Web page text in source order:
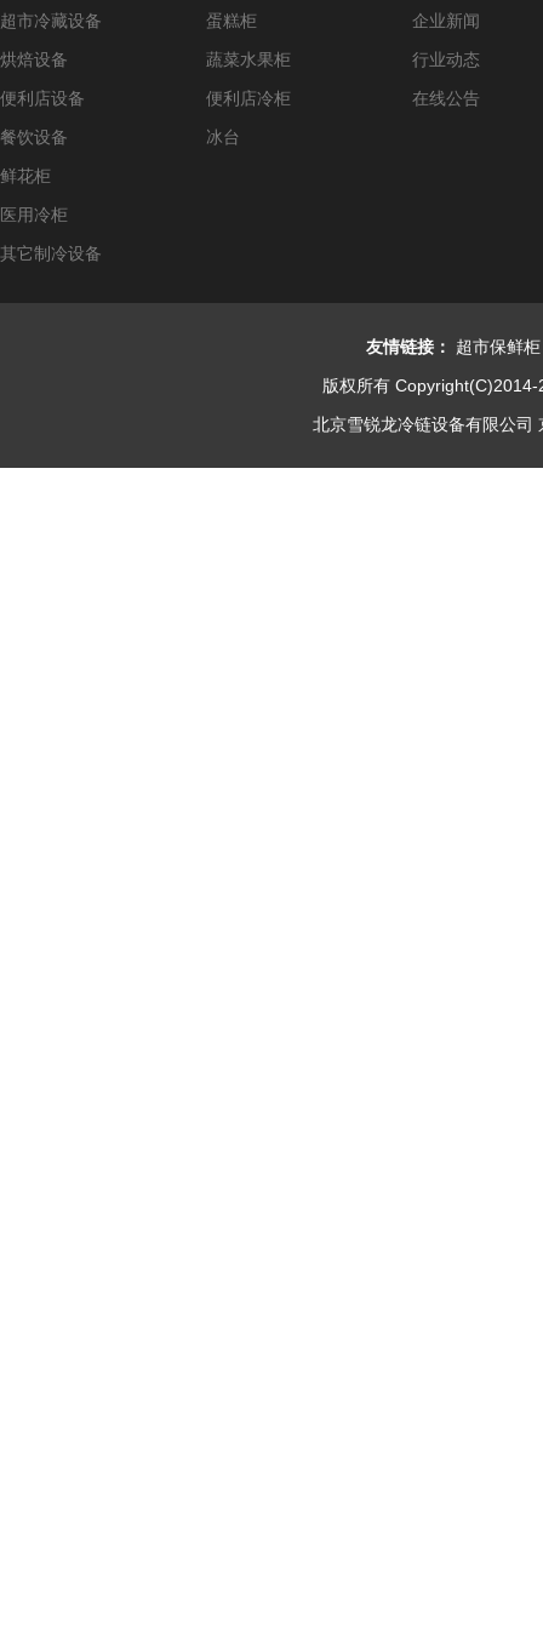
超市冷藏设备
烘焙设备
便利店设备
餐饮设备
鲜花柜
医用冷柜
其它制冷设备
蛋糕柜
蔬菜水果柜
便利店冷柜
冰台
企业新闻
行业动态
在线公告
友情链接：
超市保鲜柜
版权所有
北京雪锐龙冷链设备有限公司